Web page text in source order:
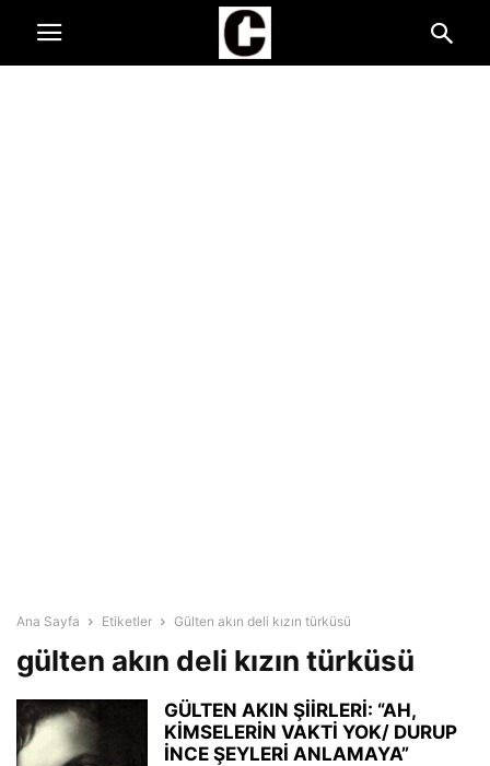
Ana Sayfa Etiketler Gülten akın deli kızın türküsü
gülten akın deli kızın türküsü
GÜLTEN AKIN ŞİİRLERİ: “AH,
KİMSELERİN VAKTİ YOK/ DURUP
İNCE ŞEYLERİ ANLAMAYA”